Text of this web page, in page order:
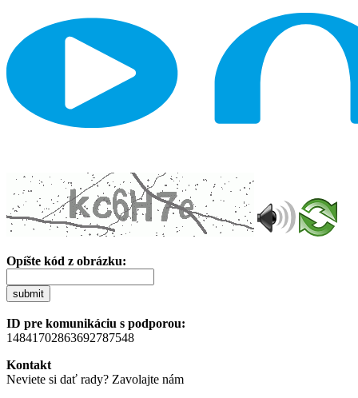
Opíšte kód z obrázku:
submit
ID pre komunikáciu s podporou:
14841702863692787548
Kontakt
Neviete si dať rady? Zavolajte nám